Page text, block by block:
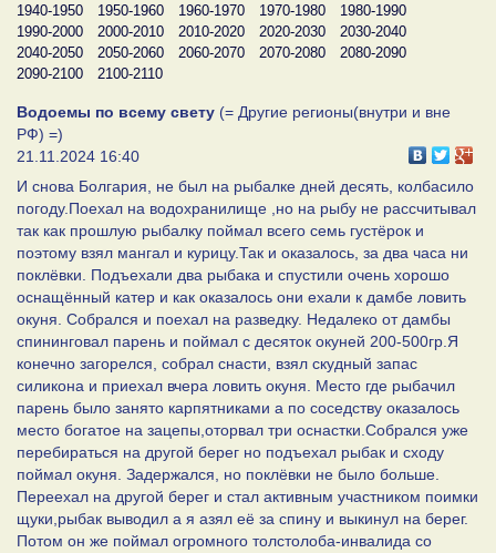
1940-1950
1950-1960 1960-1970 1970-1980
1980-1990
1990-2000
2000-2010 2010-2020 2020-2030
2030-2040
2040-2050
2050-2060 2060-2070 2070-2080
2080-2090
2090-2100
2100-2110
Водоемы по всему свету (= Другие регионы(внутри и вне
РФ) =)
21.11.2024 16:40
И снова Болгария, не был на рыбалке дней десять, колбасило
погоду.Поехал на водохранилище ,но на рыбу не рассчитывал
так как прошлую рыбалку поймал всего семь густёрок и
поэтому взял мангал и курицу.Так и оказалось, за два часа ни
поклёвки. Подъехали два рыбака и спустили очень хорошо
оснащённый катер и как оказалось они ехали к дамбе ловить
окуня. Собрался и поехал на разведку. Недалеко от дамбы
спининговал парень и поймал с десяток окуней 200-500гр.Я
конечно загорелся, собрал снасти, взял скудный запас
силикона и приехал вчера ловить окуня. Место где рыбачил
парень было занято карпятниками а по соседству оказалось
место богатое на зацепы,оторвал три оснастки.Собрался уже
перебираться на другой берег но подъехал рыбак и сходу
поймал окуня. Задержался, но поклёвки не было больше.
Переехал на другой берег и стал активным участником поимки
щуки,рыбак выводил а я азял её за спину и выкинул на берег.
Потом он же поймал огромного толстолоба-инвалида со